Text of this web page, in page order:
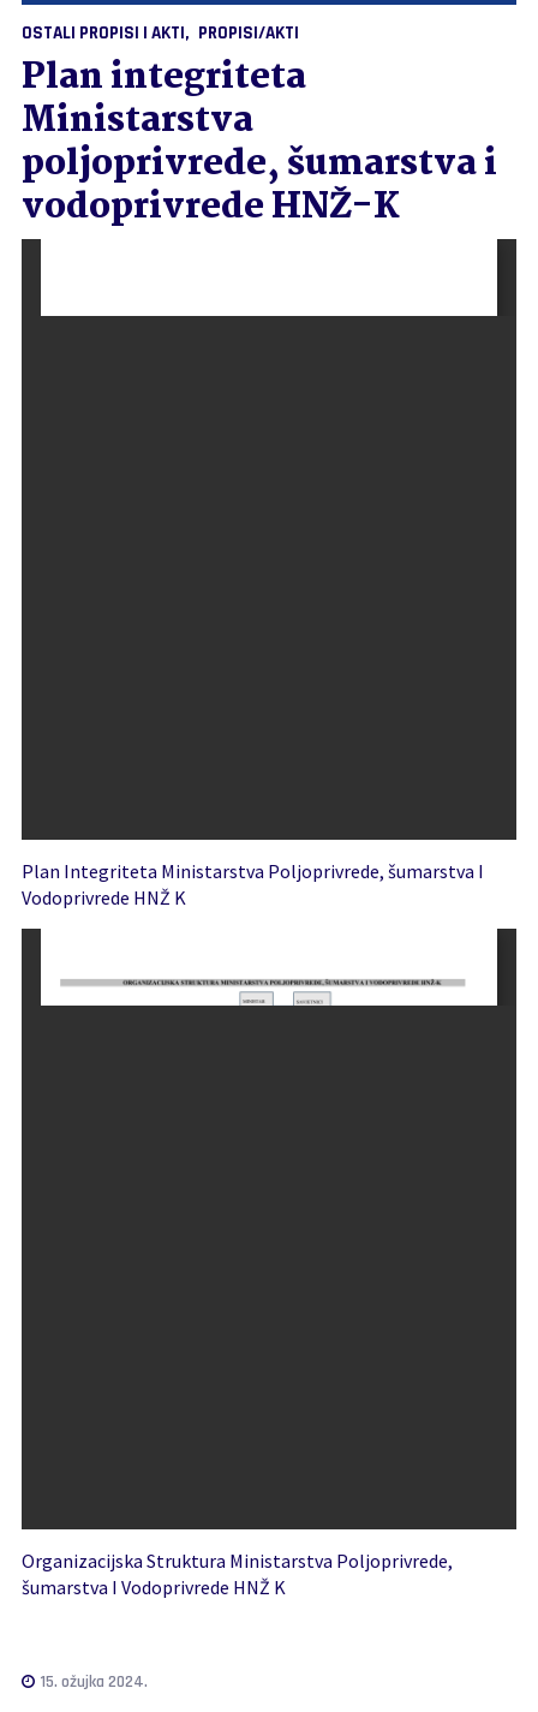
OSTALI PROPISI I AKTI PROPISI/AKTI
Plan integriteta
Ministarstva
poljoprivrede, šumarstva i
vodoprivrede HNŽ-K
Plan Integriteta Ministarstva Poljoprivrede, šumarstva I
Vodoprivrede HNŽ K
Organizacijska Struktura Ministarstva Poljoprivrede,
šumarstva I Vodoprivrede HNŽ K
15. ožujka 2024.